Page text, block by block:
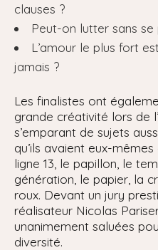
clauses ?
Peut-on lutter sans
L’amour le plus fort
jamais ?
Les finalistes ont
grande créativité lors de
s’emparant de sujets
qu’ils avaient eux-
ligne 13, le papillon, le
génération, le papier, la
roux. Devant un jury
réalisateur Nicolas
unanimement saluées
diversité.